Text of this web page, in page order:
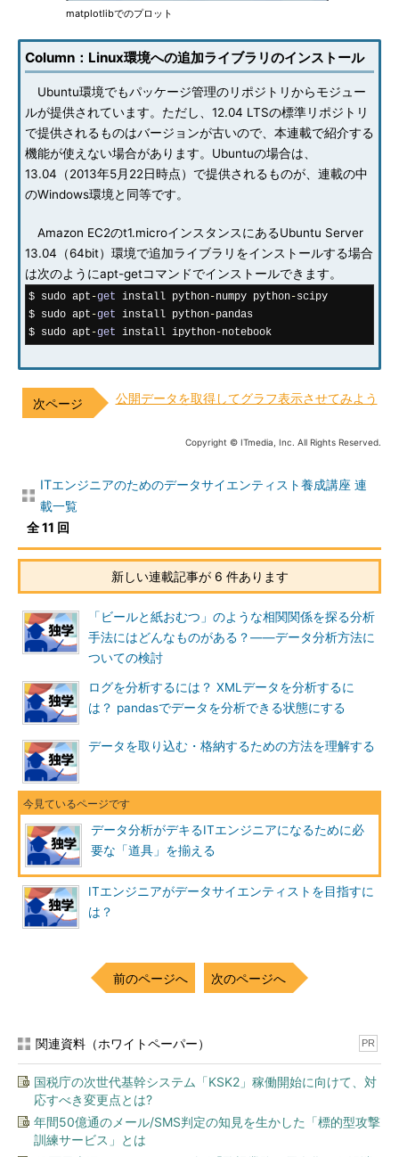
matplotlibでのプロット
Column：Linux環境への追加ライブラリのインストール
Ubuntu環境でもパッケージ管理のリポジトリからモジュー
ルが提供されています。ただし、12.04 LTSの標準リポジトリ
で提供されるものはバージョンが古いので、本連載で紹介する
機能が使えない場合があります。Ubuntuの場合は、
13.04（2013年5月22日時点）で提供されるものが、連載の中
のWindows環境と同等です。
Amazon EC2のt1.microインスタンスにあるUbuntu Server
13.04（64bit）環境で追加ライブラリをインストールする場合
は次のようにapt-getコマンドでインストールできます。
$ sudo apt -get install python-numpy python-scipy
$ sudo apt -get install python-pandas
$ sudo apt -get install ipython-notebook
公開データを取得してグラフ表示させてみよう
Copyright © ITmedia, Inc. All Rights Reserved.
ITエンジニアのためのデータサイエンティスト養成講座 連
載一覧
全 11 回
新しい連載記事が 6 件あります
「ビールと紙おむつ」のような相関関係を探る分析
手法にはどんなものがある？――データ分析方法に
ついての検討
ログを分析するには？ XMLデータを分析するに
は？ pandasでデータを分析できる状態にする
データを取り込む・格納するための方法を理解する
データ分析がデキるITエンジニアになるために必
要な「道具」を揃える
ITエンジニアがデータサイエンティストを目指すに
は？
前のページへ 次のページへ
関連資料（ホワイトペーパー） PR
国税庁の次世代基幹システム「KSK2」稼働開始に向けて、対
応すべき変更点とは?
年間50億通のメール/SMS判定の知見を生かした「標的型攻撃
訓練サービス」とは